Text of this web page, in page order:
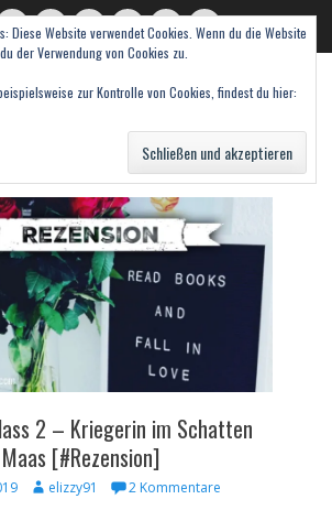
E-
Mail
Feed WordPress
PinterestInstagramWebseite
and fall in love
2 – Kriegerin im Schatten
[#Rezension]
Autorelizzy91 2 Kommentare
Diese Website verwendet Cookies. Wenn du die Website
der Verwendung von Cookies zu.
zur Kontrolle von Cookies, findest du hier: